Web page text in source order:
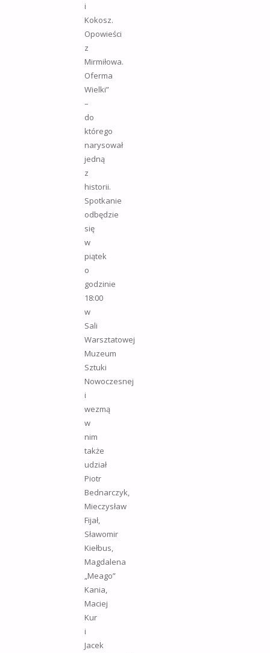
i
Kokosz.
Opowieści
z
Mirmiłowa.
Oferma
Wielki”
–
do
którego
narysował
jedną
z
historii.
Spotkanie
odbędzie
się
w
piątek
o
godzinie
18:00
w
Sali
Warsztatowej
Muzeum
Sztuki
Nowoczesnej
i
wezmą
w
nim
także
udział
Piotr
Bednarczyk,
Mieczysław
Fijał,
Sławomir
Kiełbus,
Magdalena
„Meago”
Kania,
Maciej
Kur
i
Jacek